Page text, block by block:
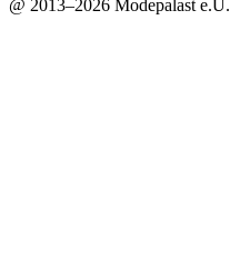
@ 2013–2026 Modepalast